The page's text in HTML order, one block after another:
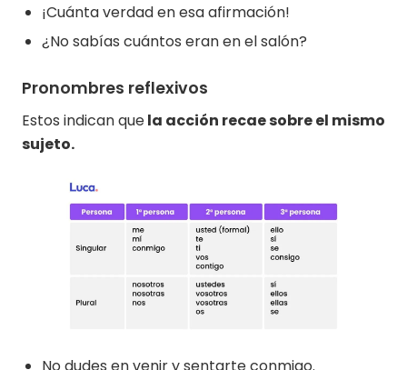
¡Cuánta verdad en esa afirmación!
¿No sabías cuántos eran en el salón?
Pronombres reflexivos
Estos indican quela acción recae sobre el mismo
sujeto.